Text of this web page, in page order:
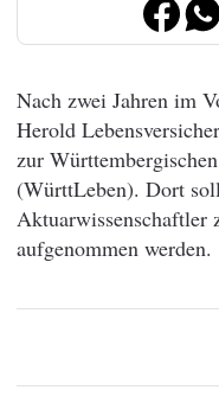
Nach zwei Jahren im
Herold
zur
(WürttLeben). Dort
Aktuarwissenschaftler
aufgenommen werden.